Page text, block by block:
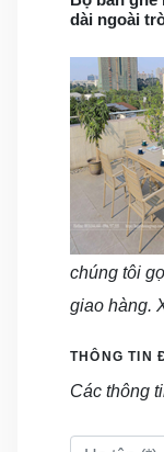
dài ngoài
chúng tôi
giao hàng.
THÔNG TIN
Các thông